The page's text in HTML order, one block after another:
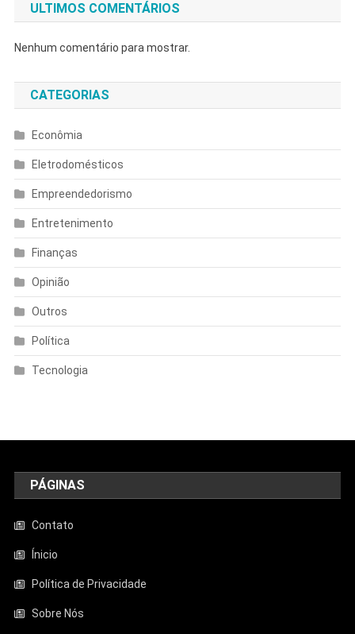
ULTIMOS COMENTÁRIOS
Nenhum comentário para mostrar.
CATEGORIAS
Econômia
Eletrodomésticos
Empreendedorismo
Entretenimento
Finanças
Opinião
Outros
Política
Tecnologia
PÁGINAS
Contato
Ínicio
Política de Privacidade
Sobre Nós